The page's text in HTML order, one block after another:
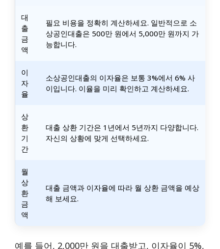
대
출
금
액
필요 비용을 정확히 계산하세요. 일반적으로 소
상공인대출은 500만 원에서 5,000만 원까지 가
능합니다.
이
자
율
소상공인대출의 이자율은 보통 3%에서 6% 사
이입니다. 이율을 미리 확인하고 계산하세요.
상
환
기
간
대출 상환 기간은 1년에서 5년까지 다양합니다.
자신의 상황에 맞게 선택하세요.
월
상
환
금
액
대출 금액과 이자율에 따라 월 상환 금액을 예상
해 보세요.
예를 들어, 2,000만 원을 대출받고, 이자율이 5%,